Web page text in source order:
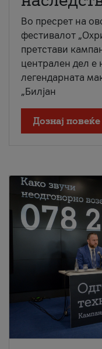
Во пресрет на
фестивалот
претстави
централен дел е
легендарната
„Билјан
Дознај повеќе